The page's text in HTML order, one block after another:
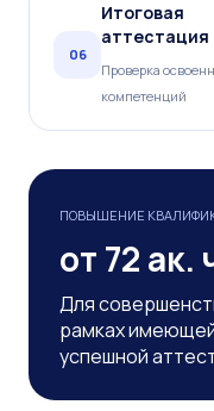
06
Итоговая
аттестация
Проверка
компетенций
ПОВЫШЕНИЕ
от 72 ак.
Для
рамках
успешной